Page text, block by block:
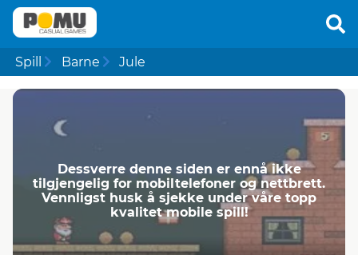
Spill Barne Jule
Dessverre denne siden er ennå ikke
tilgjengelig for mobiltelefoner og nettbrett.
Vennligst husk å sjekke under våre topp
kvalitet mobile spill!